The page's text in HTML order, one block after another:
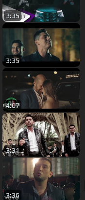
3:35
3:35
4:07
3:31
3:36